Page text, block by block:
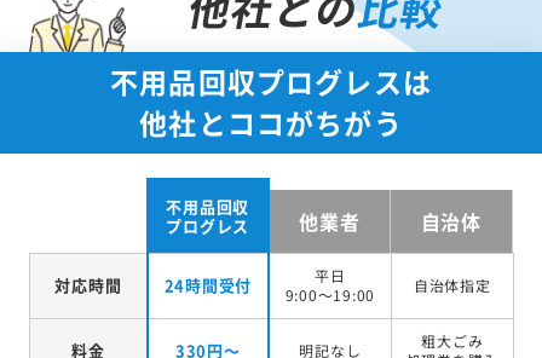
不用品回収プログレスは
他社とココがちがう
不用品回収
プログレス
他業者 自治体
対応時間 24時間受付
平日
9:00～19:00
自治体指定
料金 330円～ 明記なし
粗大ごみ